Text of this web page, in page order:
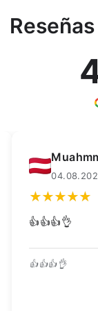
Kay Dean
02.08.2026
Good quality
Bebedero de